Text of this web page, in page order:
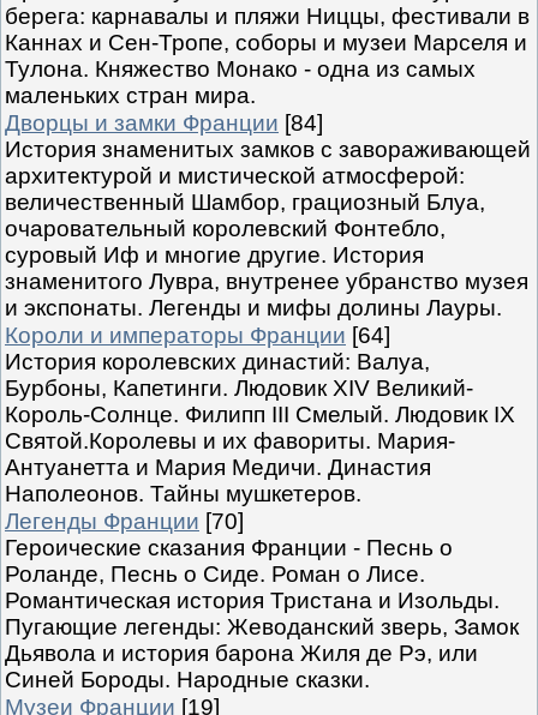
берега: карнавалы и пляжи Ниццы, фестивали в
Каннах и Сен-Тропе, соборы и музеи Марселя и
Тулона. Княжество Монако - одна из самых
маленьких стран мира.
Дворцы и замки Франции [84]
История знаменитых замков с завораживающей
архитектурой и мистической атмосферой:
величественный Шамбор, грациозный Блуа,
очаровательный королевский Фонтебло,
суровый Иф и многие другие. История
знаменитого Лувра, внутренее убранство музея
и экспонаты. Легенды и мифы долины Лауры.
Короли и императоры Франции [64]
История королевских династий: Валуа,
Бурбоны, Капетинги. Людовик XIV Великий-
Король-Солнце. Филипп III Смелый. Людовик IX
Святой.Королевы и их фавориты. Мария-
Антуанетта и Мария Медичи. Династия
Наполеонов. Тайны мушкетеров.
Легенды Франции [70]
Героические сказания Франции - Песнь о
Роланде, Песнь о Сиде. Роман о Лисе.
Романтическая история Тристана и Изольды.
Пугающие легенды: Жеводанский зверь, Замок
Дьявола и история барона Жиля де Рэ, или
Синей Бороды. Народные сказки.
Музеи Франции [19]